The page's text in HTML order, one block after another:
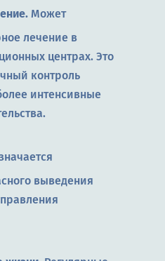
Может
лечение в
центрах. Это
контроль
интенсивные
выведения